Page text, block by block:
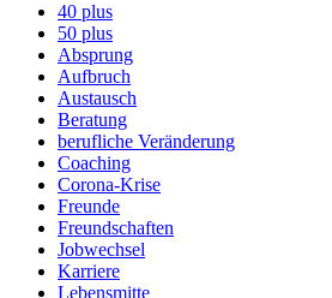
40 plus
50 plus
Absprung
Aufbruch
Austausch
Beratung
berufliche Veränderung
Coaching
Corona-Krise
Freunde
Freundschaften
Jobwechsel
Karriere
Lebensmitte